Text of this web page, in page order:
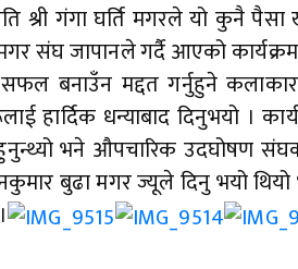
श्री गंगा घर्ति मगरले यो कुनै
संघ जापानले गर्दै आएको
बनाउँन मद्दत गर्नुहुने
हार्दिक धन्याबाद दिनुभयो ।
भने औपचारिक उदघोषण
बुढा मगर ज्यूले दिनु भयो